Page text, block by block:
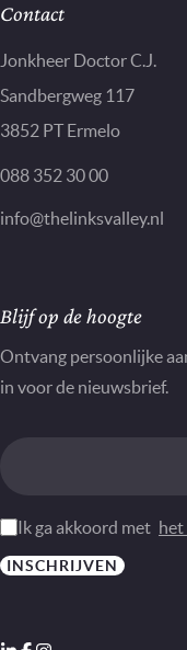
Contact
Jonkheer Doctor C.J.
Sandbergweg 117
3852 PT Ermelo
088 352 30 00
info@thelinksvalley.nl
Nieuwsbrief
Blijf op de hoogte
Ontvang persoonlijke
in voor de nieuwsbrief.
Instemming
*
Ik ga akkoord met het
INSCHRIJVEN